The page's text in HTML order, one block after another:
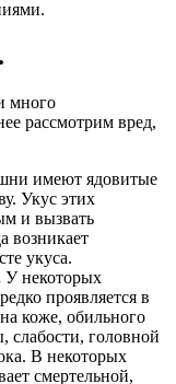
много
рассмотрим вред,
имеют ядовитые
Укус этих
и вызвать
возникает
укуса.
У некоторых
проявляется в
коже, обильного
слабости, головной
В некоторых
смертельной,